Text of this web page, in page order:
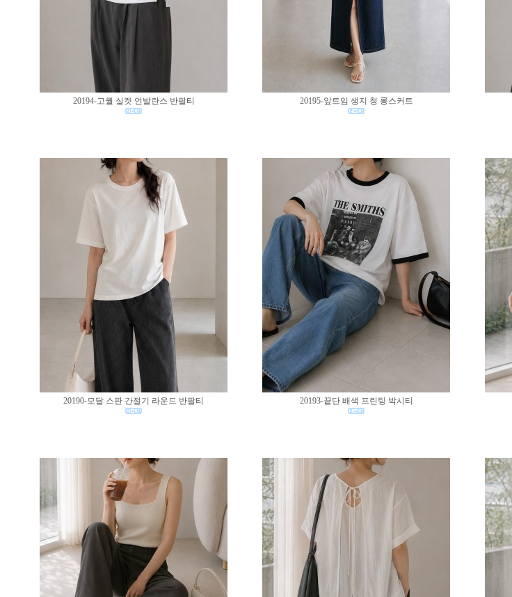
20194-고퀄 실켓 언발란스 반팔티 20195-앞트임 생지 청 롱스커트
20190-모달 스판 간절기 라운드 반팔티 20193-끝단 배색 프린팅 박시티